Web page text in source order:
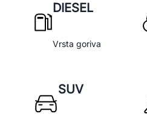
DIESEL
Vrsta goriva
SUV